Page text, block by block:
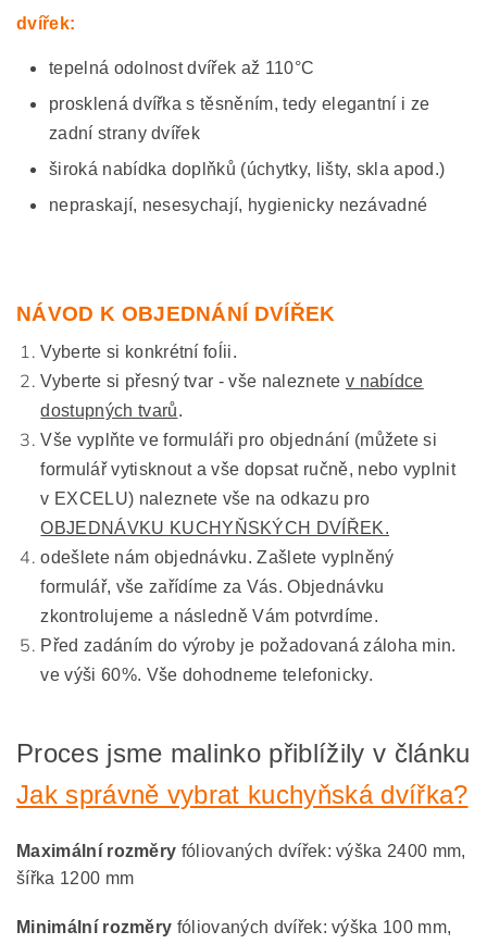
dvířek:
tepelná odolnost dvířek až 110°C
prosklená dvířka s těsněním, tedy elegantní i ze
zadní strany dvířek
široká nabídka doplňků (úchytky, lišty, skla apod.)
nepraskají, nesesychají, hygienicky nezávadné
NÁVOD K OBJEDNÁNÍ DVÍŘEK
Vyberte si konkrétní foĺii.
Vyberte si přesný tvar - vše naleznete v nabídce
dostupných tvarů.
Vše vyplňte ve formuláři pro objednání (můžete si
formulář vytisknout a vše dopsat ručně, nebo vyplnit
v EXCELU) naleznete vše na odkazu pro
OBJEDNÁVKU KUCHYŇSKÝCH DVÍŘEK.
odešlete nám objednávku. Zašlete vyplněný
formulář, vše zařídíme za Vás. Objednávku
zkontrolujeme a následně Vám potvrdíme.
Před zadáním do výroby je požadovaná záloha min.
ve výši 60%. Vše dohodneme telefonicky.
Proces jsme malinko přiblížily v článku
Jak správně vybrat kuchyňská dvířka?
Maximální rozměry fóliovaných dvířek: výška 2400 mm,
šířka 1200 mm
Minimální rozměry fóliovaných dvířek: výška 100 mm,